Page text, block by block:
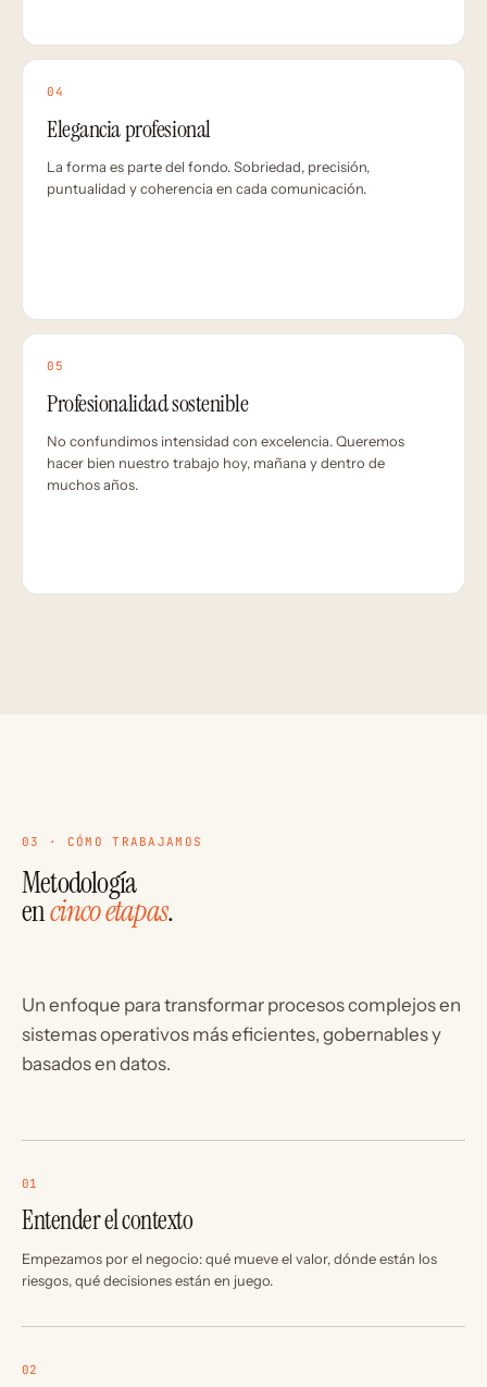
04
Elegancia profesional
La forma es parte del fondo. Sobriedad, precisión,
puntualidad y coherencia en cada comunicación.
05
Profesionalidad sostenible
No confundimos intensidad con excelencia. Queremos
hacer bien nuestro trabajo hoy, mañana y dentro de
muchos años.
03 · CÓMO TRABAJAMOS
Metodología
encinco etapas.
Un enfoque para transformar procesos complejos en
sistemas operativos más eficientes, gobernables y
basados en datos.
01
Entender el contexto
Empezamos por el negocio: qué mueve el valor, dónde están los
riesgos, qué decisiones están en juego.
02